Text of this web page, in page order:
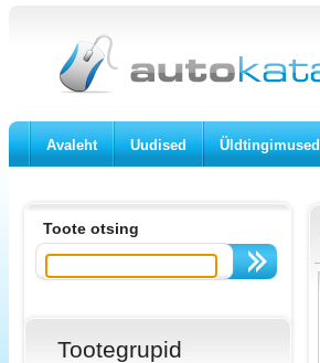
Avaleht Uudised Üldtingimused
Toote otsing
Tootegrupid